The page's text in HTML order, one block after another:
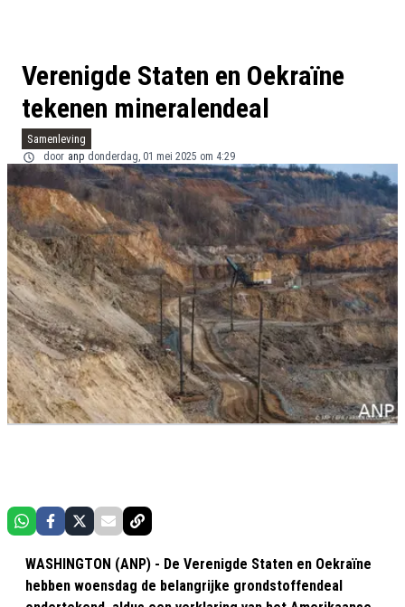
Verenigde Staten en Oekraïne
tekenen mineralendeal
Samenleving
door anp donderdag, 01 mei 2025 om 4:29
WASHINGTON (ANP) - De Verenigde Staten en Oekraïne
hebben woensdag de belangrijke grondstoffendeal